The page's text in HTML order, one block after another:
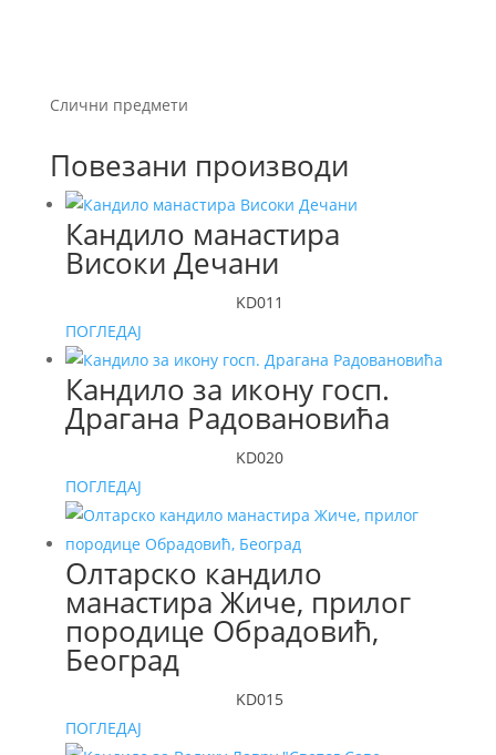
Слични предмети
Повезани производи
Кандило манастира
Високи Дечани
KD011
ПОГЛЕДАЈ
Кандило за икону госп.
Драгана Радовановића
KD020
ПОГЛЕДАЈ
Олтарско кандило
манастира Жиче, прилог
породице Обрадовић,
Београд
KD015
ПОГЛЕДАЈ